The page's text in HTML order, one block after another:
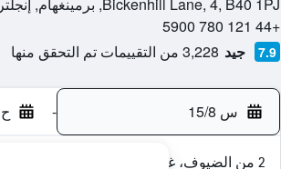
+44 121 780 5900
7.9 جيد 3,228 من التقييمات تم التحقق منها
س 15/8 - ح 16/8
2 من الضيوف، غرفة واحدة